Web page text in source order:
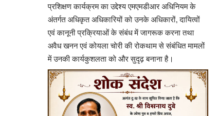
प्रशिक्षण कार्यक्रम का उद्देश्य एमएमडीआर अधिनियम के
अंतर्गत अधिकृत अधिकारियों को उनके अधिकारों, दायित्वों
एवं कानूनी प्रक्रियाओं के संबंध में जागरूक करना तथा
अवैध खनन एवं कोयला चोरी की रोकथाम से संबंधित मामलों
में उनकी कार्यकुशलता को और सुदृढ़ बनाना है।